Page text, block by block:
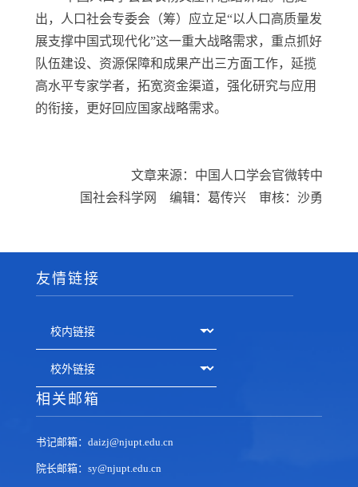
出，人口社会专委会（筹）应立足“以人口高质量发
展支撑中国式现代化”这一重大战略需求，重点抓好
队伍建设、资源保障和成果产出三方面工作，延揽
高水平专家学者，拓宽资金渠道，强化研究与应用
的衔接，更好回应国家战略需求。
文章来源：中国人口学会官微转中
国社会科学网 编辑：葛传兴 审核：沙勇
友情链接
相关邮箱
书记邮箱：daizj@njupt.edu.cn
院长邮箱：sy@njupt.edu.cn